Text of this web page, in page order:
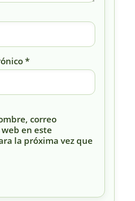
*
correo
en este
la próxima vez que